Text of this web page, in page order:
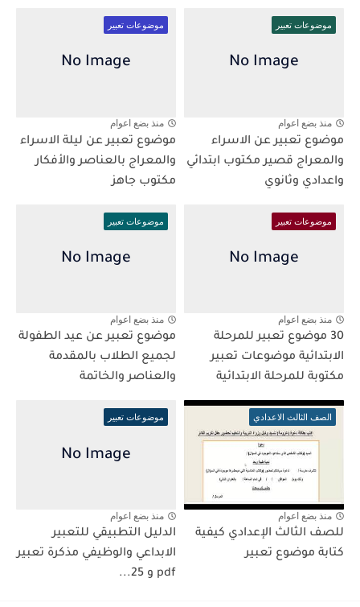
موضوعات تعبير
منذ بضع اعوام
موضوع تعبير عن الاسراء
والمعراج قصير مكتوب ابتدائي
واعدادي وثانوي
موضوعات تعبير
منذ بضع اعوام
موضوع تعبير عن ليلة الاسراء
والمعراج بالعناصر والأفكار
مكتوب جاهز
موضوعات تعبير
منذ بضع اعوام
30 موضوع تعبير للمرحلة
الابتدائية موضوعات تعبير
مكتوبة للمرحلة الابتدائية
موضوعات تعبير
منذ بضع اعوام
موضوع تعبير عن عيد الطفولة
لجميع الطلاب بالمقدمة
والعناصر والخاتمة
الصف الثالث الاعدادي
منذ بضع اعوام
للصف الثالث الإعدادي كيفية
كتابة موضوع تعبير
موضوعات تعبير
منذ بضع اعوام
الدليل التطبيقي للتعبير
الابداعي والوظيفي مذكرة تعبير
pdf و 25...